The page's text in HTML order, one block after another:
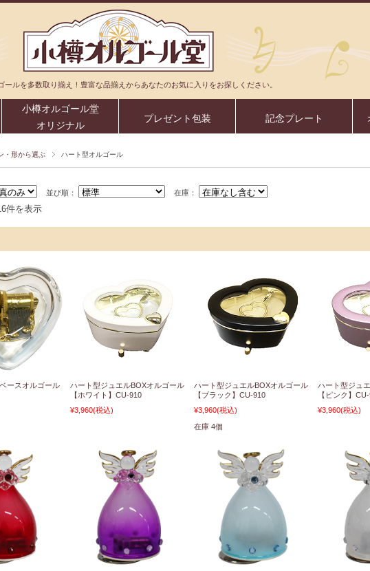
ールを多数取り揃え！豊富な品揃えからあなたのお気に入りをお探しください。
小樽オルゴール堂
オリジナル
プレゼント包装 記念プレート
・形から選ぶ ハート型オルゴール
並び順： 在庫：
件を表示
ースオルゴール
ハート型ジュエルBOXオルゴール
【ホワイト】CU-910
¥3,960(税込)
ハート型ジュエルBOXオルゴール
【ブラック】CU-910
¥3,960(税込)
在庫 4個
ハート型ジュ
【ピンク】
¥3,960(税込)